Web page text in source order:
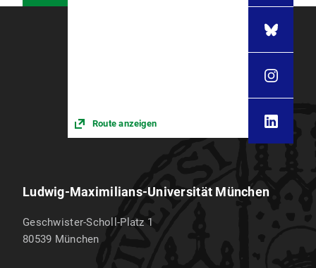
Route anzeigen
Ludwig-Maximilians-Universität München
Geschwister-Scholl-Platz 1
80539 München